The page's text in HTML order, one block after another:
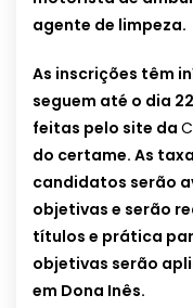
agente de limpeza.
As inscrições têm
seguem até o dia
feitas pelo site da
do certame. As
candidatos serão
objetivas e serão
títulos e prática
objetivas serão
em Dona Inês.